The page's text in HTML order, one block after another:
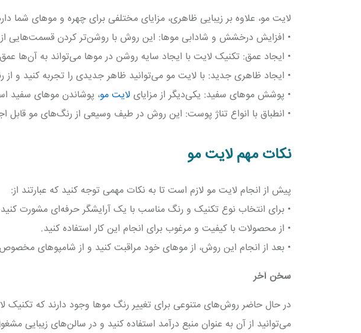
لایت مو، علاوه بر زیبایی ظاهری، مزایای مختلفی برای چهره و موهای شما
• افزایش درخشش و شادابی موها: این روش با روشن‌تر کردن قسمت‌هایی از
• ایجاد عمق: تکنیک لایت با ایجاد سایه روشن در موها می‌تواند به
• ایجاد ظاهری جدید: با لایت مو می‌توانید ظاهر جدیدی را تجربه کنید و
• پوشش موهای سفید: یکی‌دیگر از مزایای لایت مو، پوشاندن موهای سفید
• انطباق با انواع تناژ پوست: این روش در طیف وسیعی از رنگ‌های مو قابل
نکات مهم لایت مو
پیش از انجام لایت مو لازم است تا به نکات مهمی توجه کنید که عبارتند از:
• برای انتخاب نوع تکنیک و رنگ مناسب با یک آرایشگر حرفه‌ای مشورت
• از محصولات با کیفیت و مرغوب برای انجام این کار استفاده کنید.
• بعد از انجام این روش، از موهای خود مراقبت کنید و از شامپوهای
سخن آخر
در حال حاضر روش‌های متنوعی برای تغییر رنگ موها وجود دارند که
می‌توانید از آن به عنوان منبع درآمد استفاده کنید و در سالن‌های زیبایی